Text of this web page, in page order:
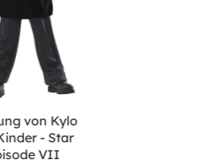
von Kylo
- Star
VII